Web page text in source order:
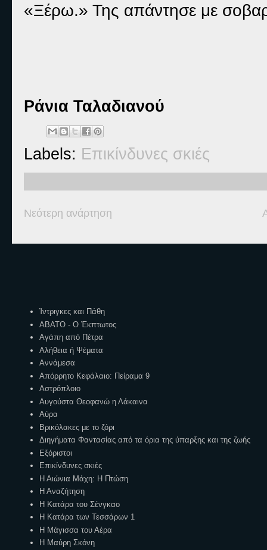
«Ξέρω.» Της απάντησε με
Ράνια Ταλαδιανού
Labels: Επικίνδυνες σκιές
Νεότερη ανάρτηση
Ίντριγκες και Πάθη
ΑΒΑΤΟ - Ο Έκπτωτος
Αγάπη από Πέτρα
Αλήθεια ή Ψέματα
Αννάμεσα
Απόρρητο Κεφάλαιο: Πείραμα 9
Αστρόπλοιο
Αυγούστα Θεοφανώ η Λάκαινα
Αύρα
Βρικόλακες με το ζόρι
Διηγήματα Φαντασίας από τα όρια της ύπαρξης και της ζωής
Εξόριστοι
Επικίνδυνες σκιές
Η Αιώνια Μάχη: Η Πτώση
Η Αναζήτηση
Η Κατάρα του Σένγκαο
Η Κατάρα των Τεσσάρων 1
Η Μάγισσα του Αέρα
Η Μαύρη Σκόνη